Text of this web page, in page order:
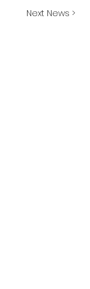
Next News >